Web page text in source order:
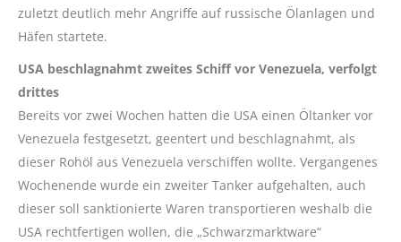
zuletzt deutlich mehr Angriffe auf russische Ölanlagen und
Häfen startete.
USA beschlagnahmt zweites Schiff vor Venezuela, verfolgt
drittes
Bereits vor zwei Wochen hatten die USA einen Öltanker vor
Venezuela festgesetzt, geentert und beschlagnahmt, als
dieser Rohöl aus Venezuela verschiffen wollte. Vergangenes
Wochenende wurde ein zweiter Tanker aufgehalten, auch
dieser soll sanktionierte Waren transportieren weshalb die
USA rechtfertigen wollen, die „Schwarzmarktware“